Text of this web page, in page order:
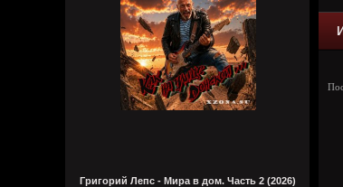
Григорий Лепс - Мира в дом. Часть 2 (2026)